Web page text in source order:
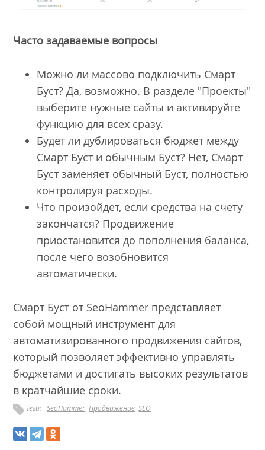
Часто задаваемые вопросы
Можно ли массово подключить Смарт
Буст? Да, возможно. В разделе "Проекты"
выберите нужные сайты и активируйте
функцию для всех сразу.
Будет ли дублироваться бюджет между
Смарт Буст и обычным Буст? Нет, Смарт
Буст заменяет обычный Буст, полностью
контролируя расходы.
Что произойдет, если средства на счету
закончатся? Продвижение
приостановится до пополнения баланса,
после чего возобновится
автоматически.
Смарт Буст от SeoHammer представляет
собой мощный инструмент для
автоматизированного продвижения сайтов,
который позволяет эффективно управлять
бюджетами и достигать высоких результатов
в кратчайшие сроки.
Теги: SeoHammer Продвижение SEO